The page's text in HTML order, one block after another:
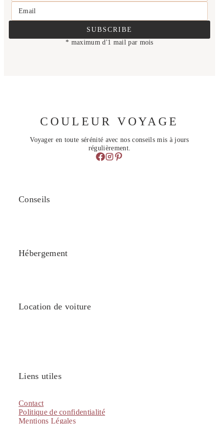
Email
SUBSCRIBE
* maximum d'1 mail par mois
COULEUR VOYAGE
Voyager en toute sérénité avec nos conseils mis à jours
régulièrement.
Conseils
Hébergement
Location de voiture
Liens utiles
Contact
Politique de confidentialité
Mentions Légales